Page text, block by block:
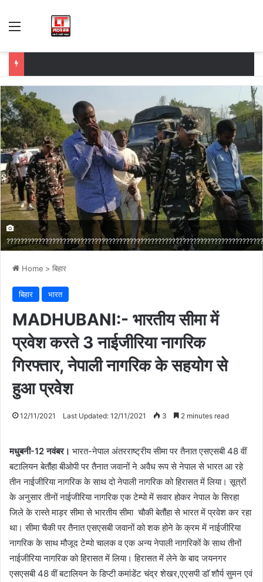
Menu
Home > बिहार
बिहार भारत
MADHUBANI:- भारतीय सीमा में
प्रवेश करते 3 नाईजीरिया नागरिक
गिरफ्तार, नेपाली नागरिक के सहयोग से
हुआ प्रवेश
12/11/2021 Last Updated: 12/11/2021 3 2 minutes read
मधुबनी-12 नवंबर। भारत-नेपाल अंतरराष्ट्रीय सीमा पर तैनात एसएसबी 48 वीं
बटालियन बेतौंहा बीओपी पर तैनात जवानों ने अवैध रूप से नेपाल से भारत आ रहे
तीन नाईजीरिया नागरिक के साथ दो नेपाली नागरिक को हिरासत में लिया। सूत्रों
के अनुसार तीनों नाईजीरिया नागरिक एक टेम्पो में सवार होकर नेपाल के सिरहा
जिले के रास्ते माड़र सीमा से भारतीय सीमा चौकी बेतौंहा से भारत में प्रवेश कर रहा
था। सीमा चैकी पर तैनात एसएसबी जवानों को शक होने के क्रम में नाईजीरिया
नागरिक के साथ मौजूद टेम्पो चालक व एक अन्य नेपाली नागरिकों के साथ तीनों
नाईजीरिया नागरिक को हिरासत में लिया। हिरासत में लेने के बाद जयनगर
एसएसबी 48 वीं बटालियन के डिप्टी कमांडेंट चंद्र शेखर,एएसपी डाॅ शौर्य सुमन एवं